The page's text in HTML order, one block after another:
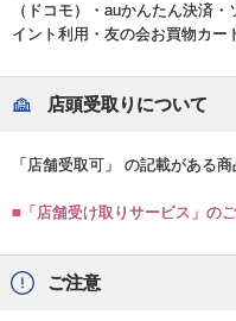
（ドコモ）・auかんたん決済
イント利用・友の会お買物カー
店頭受取りについて
「店舗受取可」 の記載がある商
■「店舗受け取りサービス」の
ご注意